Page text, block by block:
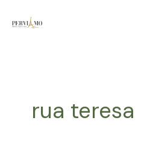
para
rua teresa